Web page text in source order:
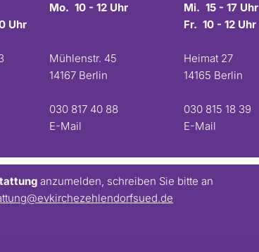
Uhr
Mo. 10 - 12 Uhr
Mühlenstr. 45
14167 Berlin
030 817 40 88
E-Mail
Mi. 15 - 17 Uhr
Fr. 10 - 12 Uhr
Heimat 27
14165 Berlin
030 815 18 39
E-Mail
anzumelden, schreiben Sie bitte an